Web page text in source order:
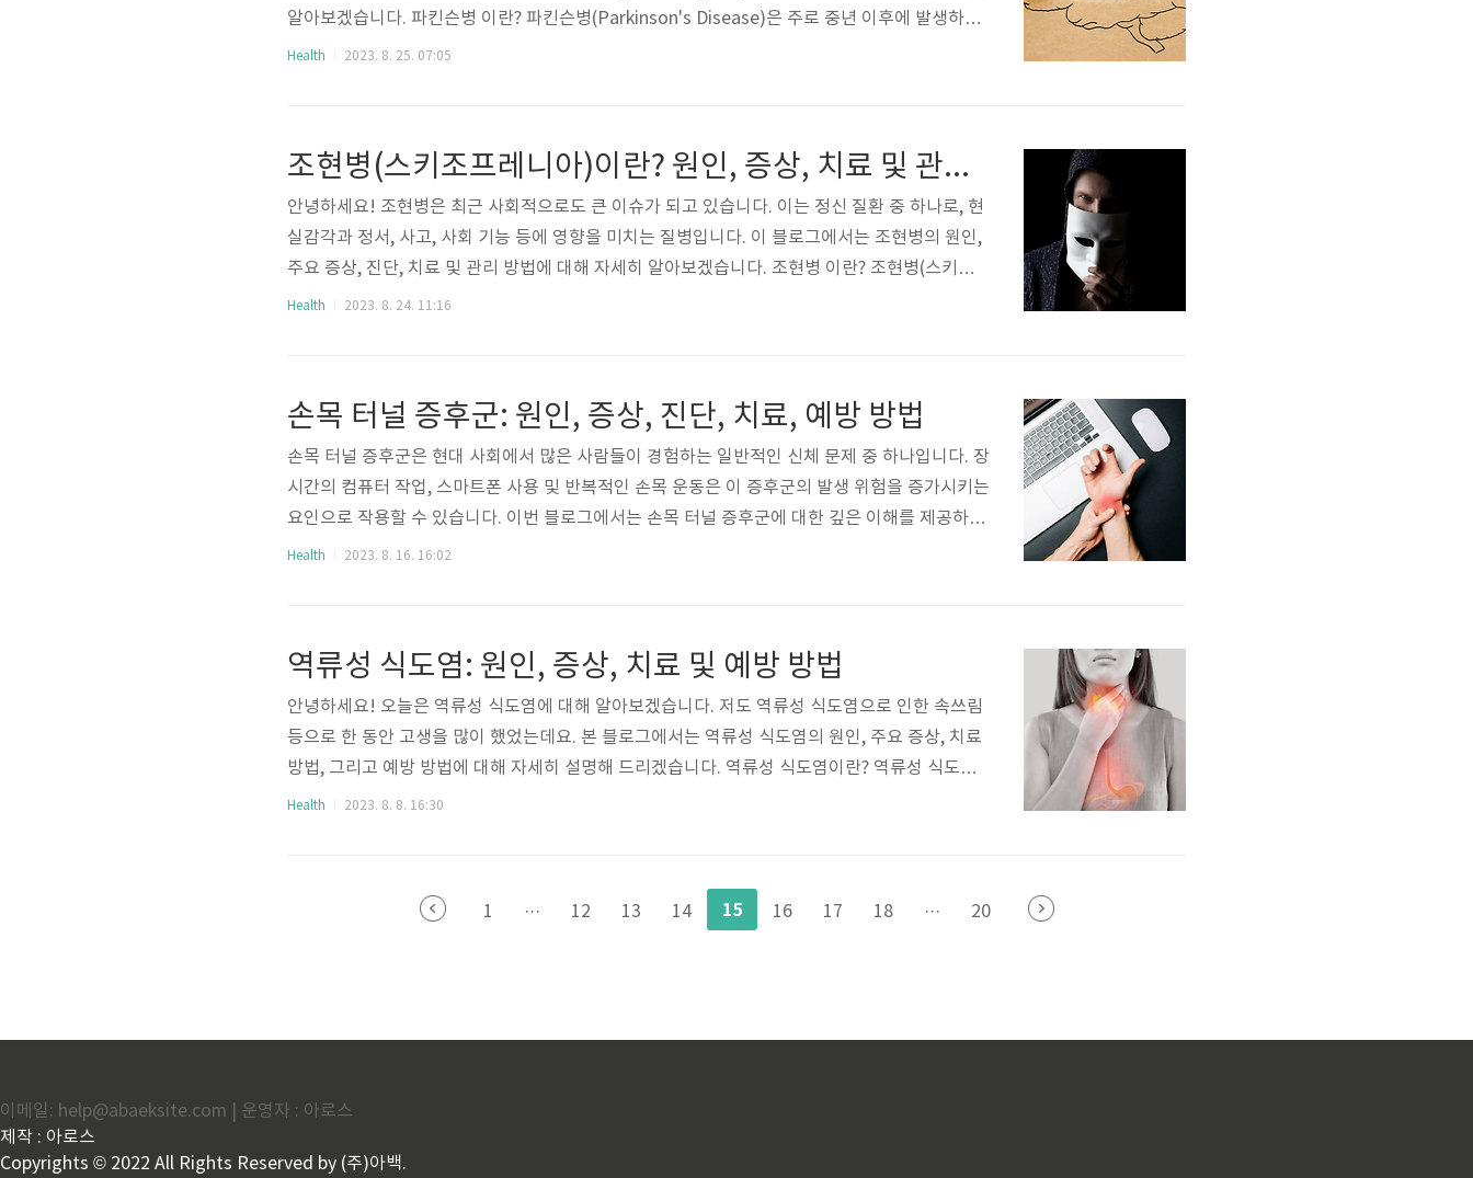
알아보겠습니다. 파킨슨병 이란? 파킨슨병(Parkinson's Disease)은 주로 중년 이후에 발생하는
신경계의 만성적인 질환으로, 주요한 특징은 운동 기능에 영향을 주는 다양한 증상들을 포함합니
습니다. 진전성 경직 근육들이 뻣뻣해지고..
Health 2023. 8. 25. 07:05
조현병(스키조프레니아)이란? 원인, 증상, 치료 및 관리 방법
안녕하세요! 조현병은 최근 사회적으로도 큰 이슈가 되고 있습니다. 이는 정신 질환 중 하나로, 현
실감각과 정서, 사고, 사회 기능 등에 영향을 미치는 질병입니다. 이 블로그에서는 조현병의 원인,
주요 증상, 진단, 치료 및 관리 방법에 대해 자세히 알아보겠습니다. 조현병 이란? 조현병(스키조프
레니아, Schizophrenia)은 중추신경계의 신경전달물질 이상으로 인해 인지, 감정, 사고, 인격 등
적 환각 현실에서..
Health 2023. 8. 24. 11:16
손목 터널 증후군: 원인, 증상, 진단, 치료, 예방 방법
손목 터널 증후군은 현대 사회에서 많은 사람들이 경험하는 일반적인 신체 문제 중 하나입니다. 장
시간의 컴퓨터 작업, 스마트폰 사용 및 반복적인 손목 운동은 이 증후군의 발생 위험을 증가시키는
요인으로 작용할 수 있습니다. 이번 블로그에서는 손목 터널 증후군에 대한 깊은 이해를 제공하고,
원인, 증상, 그리고 효과적인 치료 방법에 대해 알아보겠습니다. 손목 터널 증후군이란? 손목 터널
저림 또는 화끈거림과 함께 나타날 수..
Health 2023. 8. 16. 16:02
역류성 식도염: 원인, 증상, 치료 및 예방 방법
안녕하세요! 오늘은 역류성 식도염에 대해 알아보겠습니다. 저도 역류성 식도염으로 인한 속쓰림
등으로 한 동안 고생을 많이 했었는데요. 본 블로그에서는 역류성 식도염의 원인, 주요 증상, 치료
방법, 그리고 예방 방법에 대해 자세히 설명해 드리겠습니다. 역류성 식도염이란? 역류성 식도염
(Reflux Esophagitis)은 소화기관의 한 부분인 식도에 역류하는 위산이나 소화액으로 인해 발생
습니다. 역류 입으로 위산이 거슬러 올라오는 느낌을 경험할 수 있습니다. 이로 인해 쓰라린 느낌
이나 불쾌감을 느낄 수 있습니다. 인..
Health 2023. 8. 8. 16:30
1 ··· 12 13 14 15 16 17 18 ··· 20
이메일: help@abaeksite.com | 운영자 : 아로스
제작 : 아로스
Copyrights © 2022 All Rights Reserved by (주)아백.